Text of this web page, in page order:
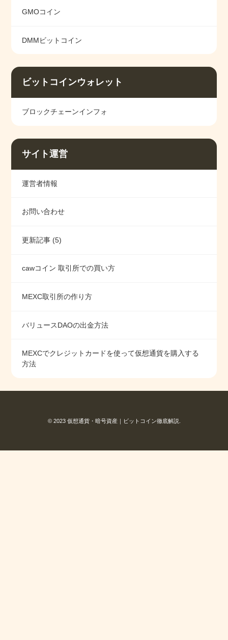
GMOコイン
DMMビットコイン
ビットコインウォレット
ブロックチェーンインフォ
サイト運営
運営者情報
お問い合わせ
更新記事 (5)
cawコイン 取引所での買い方
MEXC取引所の作り方
バリュースDAOの出金方法
MEXCでクレジットカードを使って仮想通貨を購入する
方法
© 2023 仮想通貨・暗号資産｜ビットコイン徹底解説.